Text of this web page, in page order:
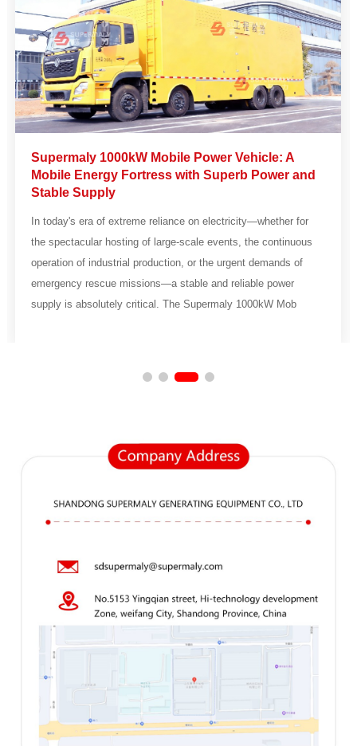
Supermaly 1000kW Mobile Power Vehicle: A
Mobile Energy Fortress with Superb Power and
Stable Supply
In today's era of extreme reliance on electricity—whether for
the spectacular hosting of large-scale events, the continuous
operation of industrial production, or the urgent demands of
emergency rescue missions—a stable and reliable power
supply is absolutely critical. The Supermaly 1000kW Mob